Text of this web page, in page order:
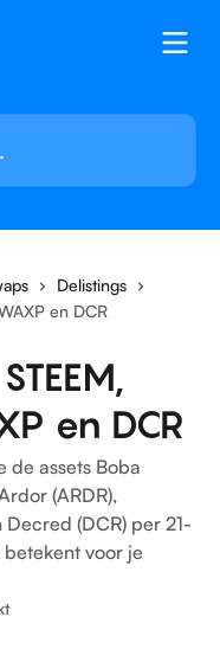
Delistings
en DCR
en DCR
de assets Boba
(ARDR),
Decred (DCR) per 21-
voor je